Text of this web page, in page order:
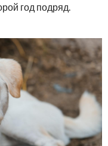
год подряд.